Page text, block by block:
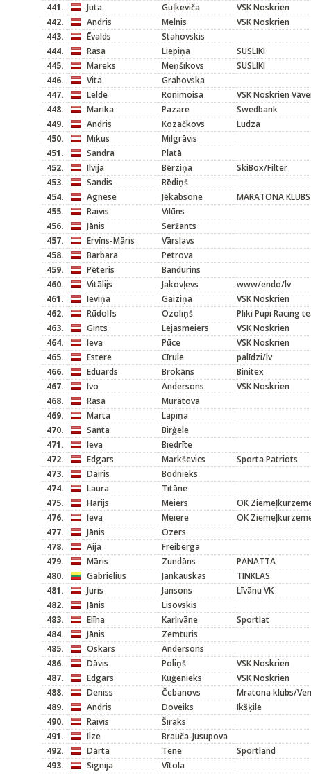
441.
Juta Guļkeviča
VSK Noskrien
442.
Andris Melnis
VSK Noskrien
443.
Ēvalds
Stahovskis
444.
Rasa Liepiņa
SUSLIKI
445.
Mareks Meņšikovs
SUSLIKI
446.
Vita
Grahovska
447.
Lelde Ronimoisa
VSK Noskrien
448.
Marika Pazare
Swedbank
449.
Andris Kozačkovs
Ludza
450.
Mikus
Milgrāvis
451.
Sandra
Platā
452.
Ilvija Bērziņa
SkiBox/Filter
453.
Sandis
Rēdiņš
454.
Agnese Jēkabsone
MARATONA KLUBS
455.
Raivis
Vilūns
456.
Jānis
Seržants
457.
Ervīns-Māris
Vārslavs
458.
Barbara
Petrova
459.
Pēteris
Bandurins
460.
Vitālijs Jakovļevs
www/endo/lv
461.
Ieviņa Gaiziņa
VSK Noskrien
462.
Rūdolfs Ozoliņš
Pliki Pupi Racing
463.
Gints Lejasmeiers
VSK Noskrien
464.
Ieva Pūce
VSK Noskrien
465.
Estere Cīrule
palīdzi/lv
466.
Eduards Brokāns
Binitex
467.
Ivo Andersons
VSK Noskrien
468.
Rasa
Muratova
469.
Marta
Lapiņa
470.
Santa
Birģele
471.
Ieva
Biedrīte
472.
Edgars Markševics
Sporta Patriots
473.
Dairis
Bodnieks
474.
Laura
Titāne
475.
Harijs Meiers
OK
476.
Ieva Meiere
OK
477.
Jānis
Ozers
478.
Aija
Freiberga
479.
Māris Zundāns
PANATTA
480.
Gabrielius Jankauskas
TINKLAS
481.
Juris Jansons
Līvānu VK
482.
Jānis
Lisovskis
483.
Elīna Karlivāne
Sportlat
484.
Jānis
Zemturis
485.
Oskars
Andersons
486.
Dāvis Poliņš
VSK Noskrien
487.
Edgars Kuģenieks
VSK Noskrien
488.
Deniss Čebanovs
Mratona klubs/
489.
Andris Doveiks
Ikšķile
490.
Raivis
Širaks
491.
Ilze
Brauča-Jusupova
492.
Dārta Tene
Sportland
493.
Signija Vītola